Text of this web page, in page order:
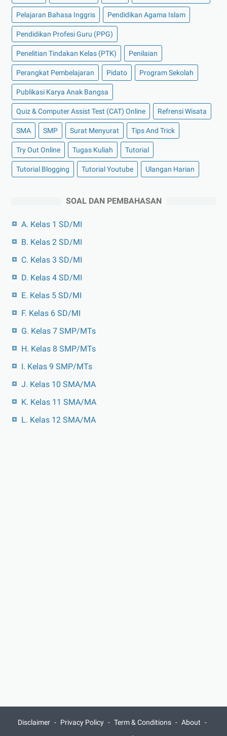
Pelajaran Bahasa Inggris Pendidikan Agama Islam
Pendidikan Profesi Guru (PPG)
Penelitian Tindakan Kelas (PTK) Penilaian
Perangkat Pembelajaran Pidato Program Sekolah
Publikasi Karya Anak Bangsa
Quiz & Computer Assist Test (CAT) Online Refrensi Wisata
SMA SMP Surat Menyurat Tips And Trick
Try Out Online Tugas Kuliah Tutorial
Tutorial Blogging Tutorial Youtube Ulangan Harian
SOAL DAN PEMBAHASAN
A. Kelas 1 SD/MI
B. Kelas 2 SD/MI
C. Kelas 3 SD/MI
D. Kelas 4 SD/MI
E. Kelas 5 SD/MI
F. Kelas 6 SD/MI
G. Kelas 7 SMP/MTs
H. Kelas 8 SMP/MTs
I. Kelas 9 SMP/MTs
J. Kelas 10 SMA/MA
K. Kelas 11 SMA/MA
L. Kelas 12 SMA/MA
Disclaimer Privacy Policy Term & Conditions
About